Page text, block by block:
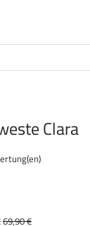
Clara
69,90 €